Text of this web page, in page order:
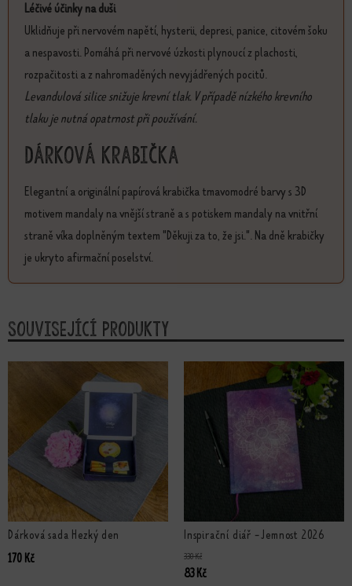
Léčivé účinky na duši
Uklidňuje při nervovém napětí, hysterii, depresi, panice, citovém šoku
a nespavosti. Pomáhá při nervové úzkosti plynoucí z plachosti,
rozpačitosti a z nahromaděných nevyjádřených pocitů.
Levandulová silice snižuje krevní tlak. V případě nízkého krevního
tlaku je nutná opatrnost při používání.
Dárková krabička
Elegantní a originální papírová krabička tmavomodré barvy s 3D
motivem mandaly na vnější straně a s potiskem mandaly na vnitřní
straně víka doplněným textem "Děkuji za to, že jsi.". Na dně krabičky
je ukryto afirmační poselství.
Související produkty
Dárková sada Hezký den
170 Kč
Inspirační diář - Jemnost 2026
330Kč
Původní cena byla: 330 Kč.
83KčAktuální cena je: 83 Kč.